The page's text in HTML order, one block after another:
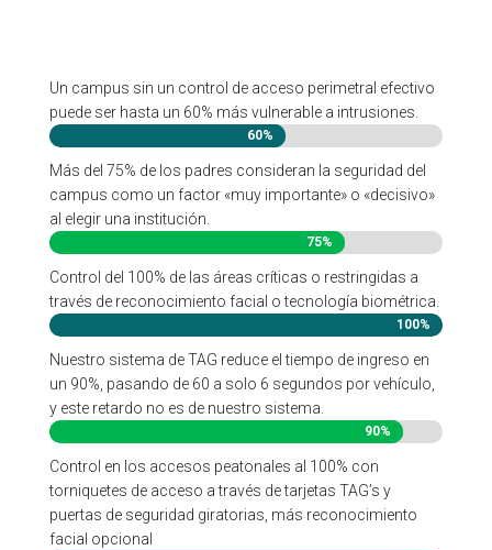
Un campus sin un control de acceso perimetral efectivo
puede ser hasta un 60% más vulnerable a intrusiones.
60%
60%
Más del 75% de los padres consideran la seguridad del
campus como un factor «muy importante» o «decisivo»
al elegir una institución.
75%
75%
Control del 100% de las áreas críticas o restringidas a
través de reconocimiento facial o tecnología biométrica.
100%
100%
Nuestro sistema de TAG reduce el tiempo de ingreso en
un 90%, pasando de 60 a solo 6 segundos por vehículo,
y este retardo no es de nuestro sistema.
90%
90%
Control en los accesos peatonales al 100% con
torniquetes de acceso a través de tarjetas TAG’s y
puertas de seguridad giratorias, más reconocimiento
facial opcional